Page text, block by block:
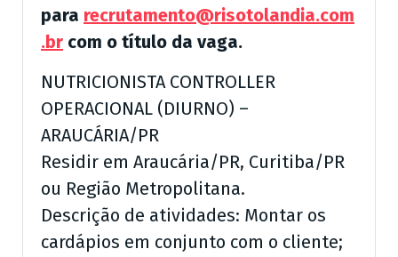
para recrutamento@risotolandia.com
.br com o título da vaga.
NUTRICIONISTA CONTROLLER
OPERACIONAL (DIURNO) –
ARAUCÁRIA/PR
Residir em Araucária/PR, Curitiba/PR
ou Região Metropolitana.
Descrição de atividades: Montar os
cardápios em conjunto com o cliente;